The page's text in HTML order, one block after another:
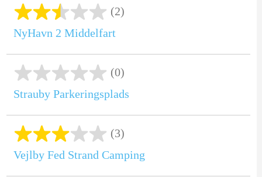
(2)
NyHavn 2 Middelfart
(0)
Strauby Parkeringsplads
(3)
Vejlby Fed Strand Camping